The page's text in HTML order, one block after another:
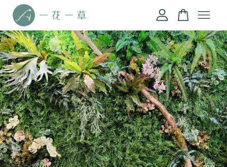
您的購物車目前還是空的。
繼續購物